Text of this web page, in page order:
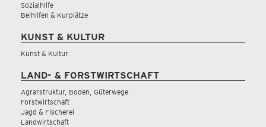
Sozialhilfe
Beihilfen & Kurplätze
KUNST & KULTUR
Kunst & Kultur
LAND- & FORSTWIRTSCHAFT
Agrarstruktur, Boden, Güterwege
Forstwirtschaft
Jagd & Fischerei
Landwirtschaft